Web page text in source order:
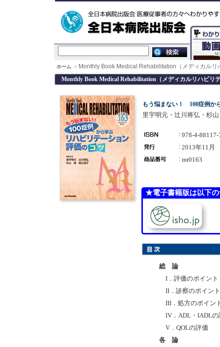
ホーム > Monthly Book Medical Rehabilitation（メディカルリ
Monthly Book Medical Rehabilitation（メディカルリハビリ
もう悩まない！ 100症例か
里宇明元・辻川将弘・杉
978-4-
2013年11月
mr0163
★電子書籍版は以下
総 論
I．評価のポイント
II．診察のポイント
III ．処方のポイン
IV．ADL・IADLの
V．QOLの評価
各 論